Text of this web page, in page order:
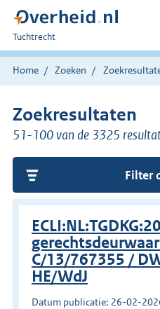
U
bent
hier:
Tuchtrecht
Home Zoeken
Zoekresultaten
51-100 van de 3325
Filter
C/13/767355 /
HE/WdJ
Datum publicatie: 26-02-